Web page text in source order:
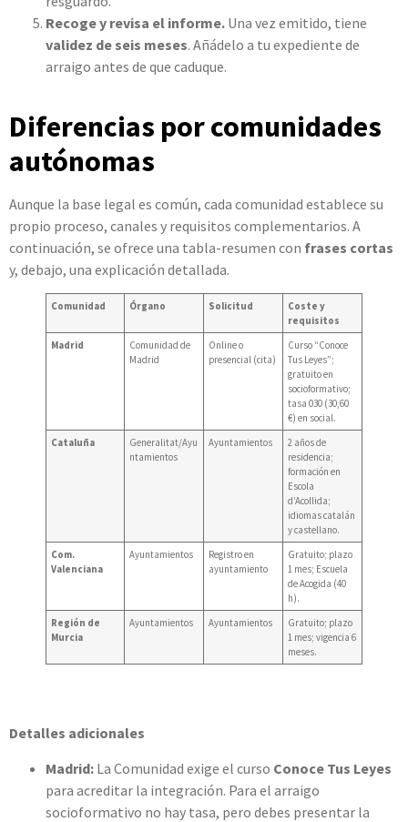
Recoge y revisa el informe. Una vez emitido, tiene
validez de seis meses. Añádelo a tu expediente de
arraigo antes de que caduque.
Diferencias por comunidades
autónomas
Aunque la base legal es común, cada comunidad establece su
propio proceso, canales y requisitos complementarios. A
continuación, se ofrece una tabla-resumen con frases cortas
y, debajo, una explicación detallada.
Comunidad Órgano Solicitud
Coste y
requisitos
Madrid
Comunidad de
Madrid
Online o
presencial (cita)
Curso “Conoce
Tus Leyes”;
gratuito en
socioformativo;
tasa 030 (30,60
€) en social.
Cataluña
Generalitat/Ayu
ntamientos
Ayuntamientos
2 años de
residencia;
formación en
Escola
d’Acollida;
idiomas catalán
y castellano.
Com.
Valenciana
Ayuntamientos
Registro en
ayuntamiento
Gratuito; plazo
1 mes; Escuela
de Acogida (40
h).
Región de
Murcia
Ayuntamientos Ayuntamientos
Gratuito; plazo
1 mes; vigencia 6
meses.
Detalles adicionales
Madrid: La Comunidad exige el curso Conoce Tus Leyes
para acreditar la integración. Para el arraigo
socioformativo no hay tasa, pero debes presentar la